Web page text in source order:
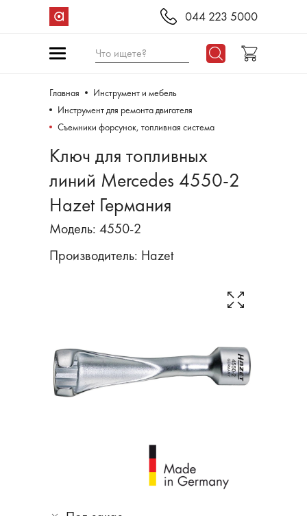
044 223 5000
Что ищете?
Главная
Инструмент и мебель
Инструмент для ремонта двигателя
Съемники форсунок, топливная система
Ключ для топливных
линий Mercedes 4550-2
Hazet Германия
Модель: 4550-2
Производитель: Hazet